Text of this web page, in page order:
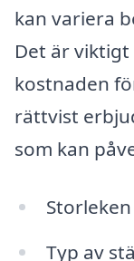
kan variera
Det är
kostnaden
rättvist
som kan
Typ av